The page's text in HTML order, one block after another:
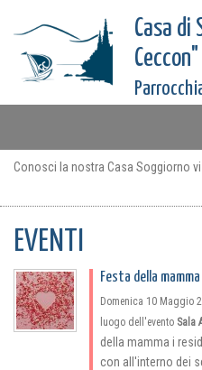
Casa di
Ceccon"
Conosci la nostra Casa Soggiorno
EVENTI
Festa della
Domenica 10 Maggio
luogo dell'evento Sala
della mamma i
con all'interno dei